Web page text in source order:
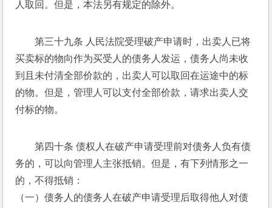
人取回。但是，本法另有规定的除外。
第三十九条 人民法院受理破产申请时，出卖人已将
买卖标的物向作为买受人的债务人发运，债务人尚未收
到且未付清全部价款的，出卖人可以取回在运途中的标
的物。但是，管理人可以支付全部价款，请求出卖人交
付标的物。
第四十条 债权人在破产申请受理前对债务人负有债
务的，可以向管理人主张抵销。但是，有下列情形之一
的，不得抵销：
（一）债务人的债务人在破产申请受理后取得他人对债